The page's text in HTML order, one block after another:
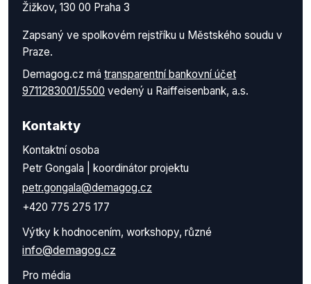
Žižkov, 130 00 Praha 3
Zapsaný ve spolkovém rejstříku u Městského soudu v
Praze.
Demagog.cz má transparentní bankovní účet
9711283001/5500 vedený u Raiffeisenbank, a.s.
Kontakty
Kontaktní osoba
Petr Gongala | koordinátor projektu
petr.gongala@demagog.cz
+420 775 275 177
Výtky k hodnocením, workshopy, různé
info@demagog.cz
Pro média